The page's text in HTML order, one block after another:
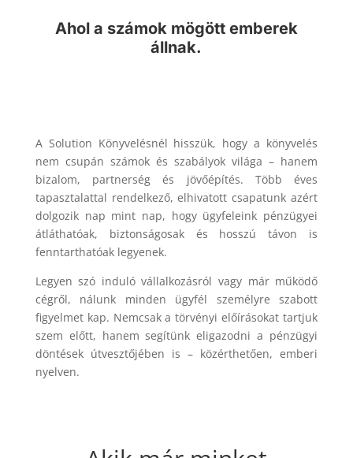
Ahol a számok mögött emberek
állnak.
A Solution Könyvelésnél hisszük, hogy a könyvelés
nem csupán számok és szabályok világa – hanem
bizalom, partnerség és jövőépítés. Több éves
tapasztalattal rendelkező, elhivatott csapatunk azért
dolgozik nap mint nap, hogy ügyfeleink pénzügyei
átláthatóak, biztonságosak és hosszú távon is
fenntarthatóak legyenek.
Legyen szó induló vállalkozásról vagy már működő
cégről, nálunk minden ügyfél személyre szabott
figyelmet kap. Nemcsak a törvényi előírásokat tartjuk
szem előtt, hanem segítünk eligazodni a pénzügyi
döntések útvesztőjében is – közérthetően, emberi
nyelven.